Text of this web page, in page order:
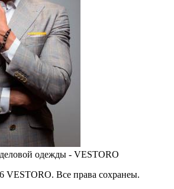
VESTORO. Все права сохранеы.